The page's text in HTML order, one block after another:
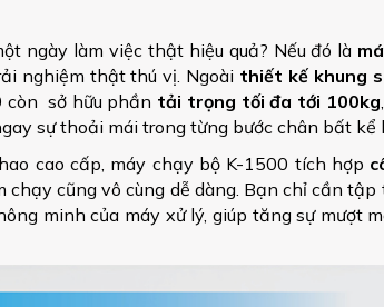
ngày làm việc thật hiệu quả? Nếu đó là
nghiệm thật thú vị. Ngoài thiết kế khung
còn sở hữu phần tải trọng tối đa tới 100kg
sự thoải mái trong từng bước chân bất kể
cao cấp, máy chạy bộ K-1500 tích hợp
chạy cũng vô cùng dễ dàng. Bạn chỉ cần
minh của máy xử lý, giúp tăng sự mượt